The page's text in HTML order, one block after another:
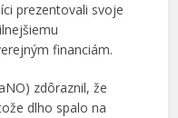
prezentovali svoje
financiám.
zdôraznil, že
dlho spalo na